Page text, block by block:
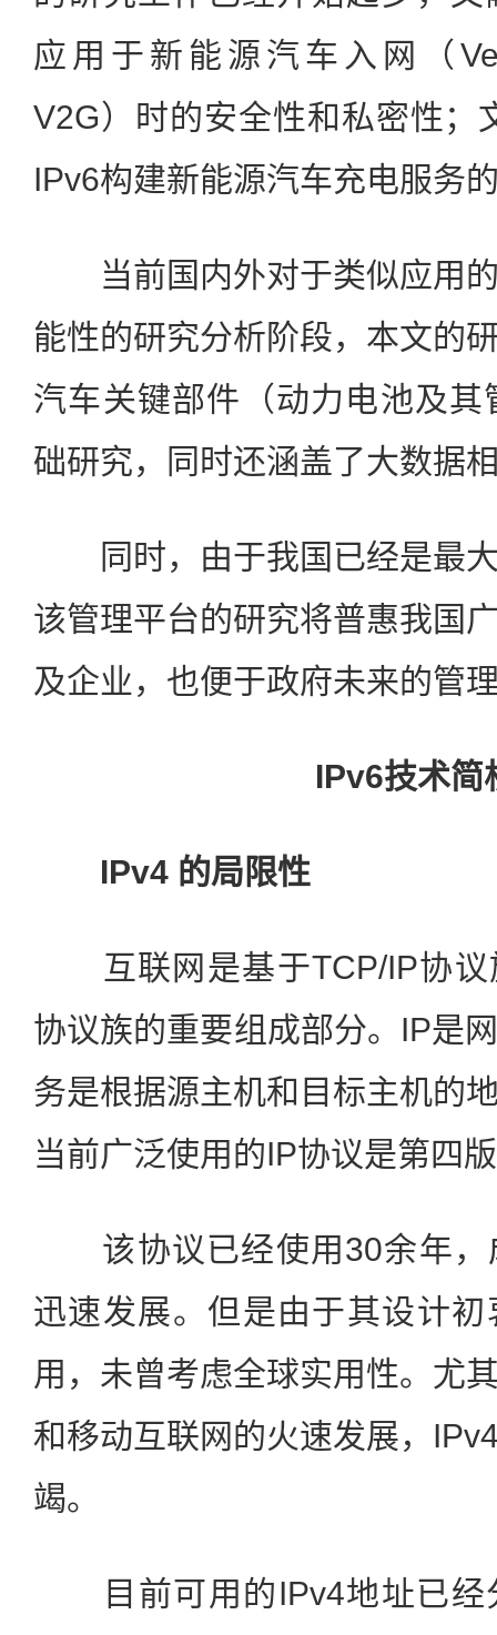
应用于新能源汽车入网（
V2G）时的安全性和私密性；
IPv6构建新能源汽车充电服务
当前国内外对于类似应用的
能性的研究分析阶段，本文的
汽车关键部件（动力电池及其
础研究，同时还涵盖了大数据
同时，由于我国已经是最大
该管理平台的研究将普惠我国
及企业，也便于政府未来的管
IPv6技术简
IPv4 的局限性
互联网是基于TCP/IP协议
协议族的重要组成部分。IP是
务是根据源主机和目标主机的
当前广泛使用的IP协议是第四
该协议已经使用30余年，
迅速发展。但是由于其设计
用，未曾考虑全球实用性。尤
和移动互联网的火速发展，
竭。
目前可用的IPv4地址已经